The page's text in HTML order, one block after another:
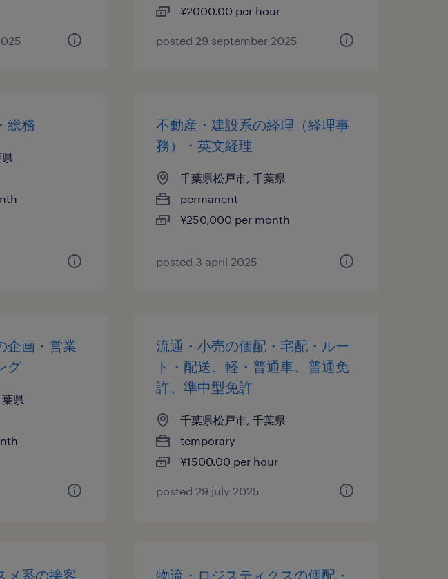
¥2000.00 per hour
posted 29 september 2025
総務
不動産・建設系の経理（経理事
務）・英文経理
千葉県松戸市, 千葉県
permanent
¥250,000 per month
posted 3 april 2025
企画・営業
グ
県
流通・小売の個配・宅配・ルー
ト・配送、軽・普通車、普通免
許、準中型免許
千葉県松戸市, 千葉県
temporary
¥1500.00 per hour
posted 29 july 2025
メ系の接客 物流・ロジスティクスの個配・